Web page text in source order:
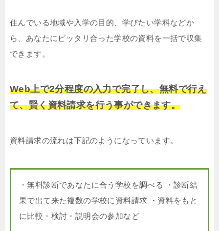
住んでいる地域や入学の目的、学びたい学科などか
ら、あなたにピッタリ合った学校の資料を一括で収集
できます。
Web上で2分程度の入力で完了し、無料で行え
て、賢く資料請求を行う事ができます。
資料請求の流れは下記のようになっています。
・無料診断であなたに合う学校を調べる ・診断結
果で出て来た複数の学校に資料請求 ・資料をもと
に比較・検討・説明会の参加など